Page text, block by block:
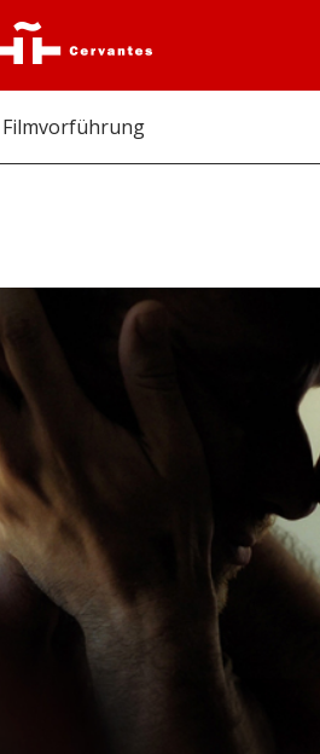
Filmvorführung